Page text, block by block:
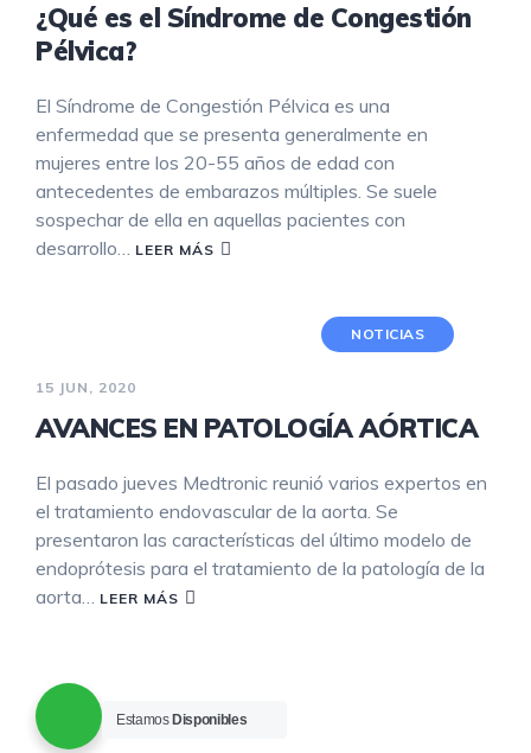
¿Qué es el Síndrome de Congestión
Pélvica?
El Síndrome de Congestión Pélvica es una
enfermedad que se presenta generalmente en
mujeres entre los 20-55 años de edad con
antecedentes de embarazos múltiples. Se suele
sospechar de ella en aquellas pacientes con
desarrollo… LEER MÁS
NOTICIAS
15 JUN, 2020
AVANCES EN PATOLOGÍA AÓRTICA
El pasado jueves Medtronic reunió varios expertos en
el tratamiento endovascular de la aorta. Se
presentaron las características del último modelo de
endoprótesis para el tratamiento de la patología de la
aorta… LEER MÁS
Estamos Disponibles